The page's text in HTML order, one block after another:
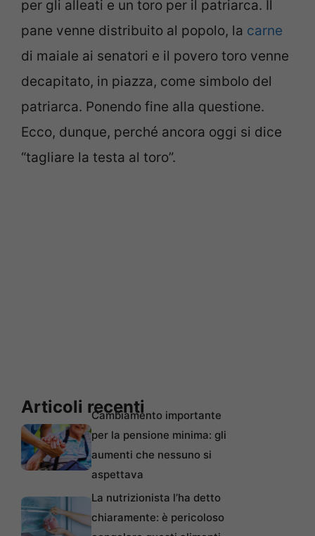
per gli alleati e un toro per il patriarca. Il
pane venne distribuito al popolo, la carne
di maiale ai senatori e il povero toro venne
decapitato, in piazza, come simbolo del
patriarca. Ponendo fine alla questione.
Ecco, dunque, perché ancora oggi si dice
“tagliare la testa al toro”.
Articoli recentiCambiamento importante
per la pensione minima: gli
aumenti che nessuno si
aspettava
La nutrizionista l’ha detto
chiaramente: è pericoloso